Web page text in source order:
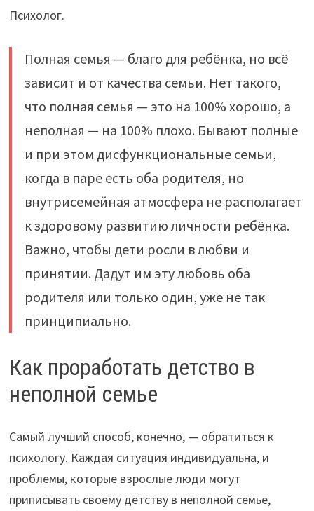
Психолог.
Полная семья — благо для ребёнка, но всё
зависит и от качества семьи. Нет такого,
что полная семья — это на 100% хорошо, а
неполная — на 100% плохо. Бывают полные
и при этом дисфункциональные семьи,
когда в паре есть оба родителя, но
внутрисемейная атмосфера не располагает
к здоровому развитию личности ребёнка.
Важно, чтобы дети росли в любви и
принятии. Дадут им эту любовь оба
родителя или только один, уже не так
принципиально.
Как проработать детство в
неполной семье
Самый лучший способ, конечно, — обратиться к
психологу. Каждая ситуация индивидуальна, и
проблемы, которые взрослые люди могут
приписывать своему детству в неполной семье,